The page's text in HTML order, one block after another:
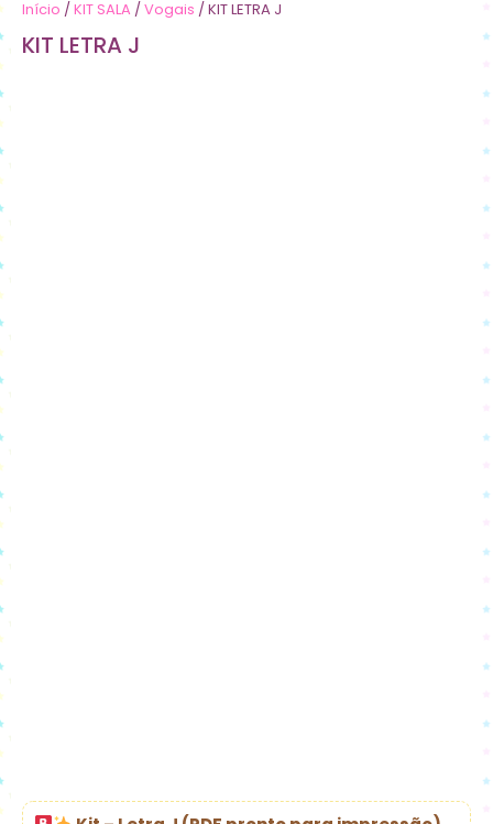
Início /KIT SALA /Vogais / KIT LETRA J
KIT LETRA J